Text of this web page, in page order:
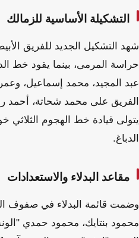
التشكيلة الأساسية للزمالك
شهد التشكيل الجديد للفريق
حراسة المرمى، بينما يقود خط
عبد المجيد، محمد إسماعيل،
الفريق على محمد شحاتة، أحمد
يتولى قيادة خط الهجوم الثلاثي
الدباغ.
مقاعد البدلاء والاستعدادات
وضمت قائمة البدلاء في صفوف
محمود بنتايك، محمود حمدي